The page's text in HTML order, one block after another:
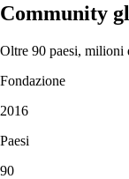
Community
Oltre 90 paesi, milioni
Fondazione
2016
Paesi
90